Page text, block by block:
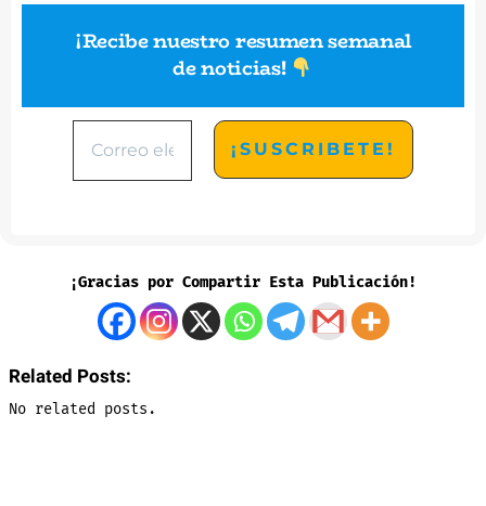
¡Recibe nuestro resumen semanal
de noticias!
¡Gracias por Compartir Esta Publicación!
Related Posts:
No related posts.